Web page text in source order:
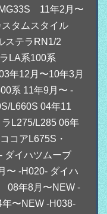
11年2月〜
タムスタイル
ステラRN1/2
ラLA系100系
年12月〜10年3月
系 11年9月〜 -
L660S 04年11
L275/L285 06年
コアL675S・
ダイハツムーブ
〜 -H020- ダイハ
08年8月〜NEW -
〜NEW -H038-